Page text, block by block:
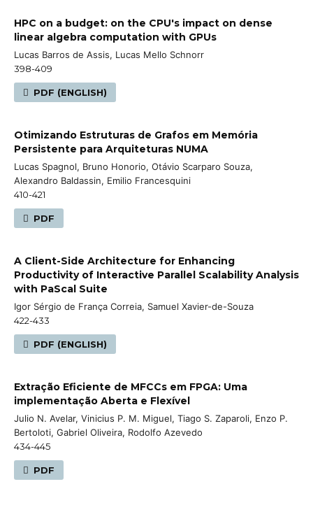
HPC on a budget: on the CPU's impact on dense
linear algebra computation with GPUs
Lucas Barros de Assis, Lucas Mello Schnorr
398-409
PDF (ENGLISH)
Otimizando Estruturas de Grafos em Memória
Persistente para Arquiteturas NUMA
Lucas Spagnol, Bruno Honorio, Otávio Scarparo Souza,
Alexandro Baldassin, Emilio Francesquini
410-421
PDF
A Client-Side Architecture for Enhancing
Productivity of Interactive Parallel Scalability Analysis
with PaScal Suite
Igor Sérgio de França Correia, Samuel Xavier-de-Souza
422-433
PDF (ENGLISH)
Extração Eficiente de MFCCs em FPGA: Uma
implementação Aberta e Flexível
Julio N. Avelar, Vinicius P. M. Miguel, Tiago S. Zaparoli, Enzo P.
Bertoloti, Gabriel Oliveira, Rodolfo Azevedo
434-445
PDF